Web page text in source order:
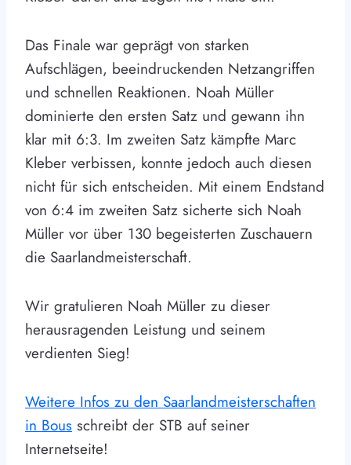
Das Finale war geprägt von starken
Aufschlägen, beeindruckenden Netzangriffen
und schnellen Reaktionen. Noah Müller
dominierte den ersten Satz und gewann ihn
klar mit 6:3. Im zweiten Satz kämpfte Marc
Kleber verbissen, konnte jedoch auch diesen
nicht für sich entscheiden. Mit einem Endstand
von 6:4 im zweiten Satz sicherte sich Noah
Müller vor über 130 begeisterten Zuschauern
die Saarlandmeisterschaft.
Wir gratulieren Noah Müller zu dieser
herausragenden Leistung und seinem
verdienten Sieg!
Weitere Infos zu den Saarlandmeisterschaften
in Bous schreibt der STB auf seiner
Internetseite!